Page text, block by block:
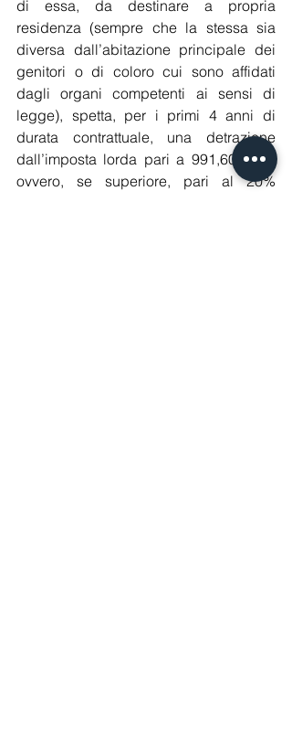
di essa, da destinare a propria
residenza (sempre che la stessa sia
diversa dall’abitazione principale dei
genitori o di coloro cui sono affidati
dagli organi competenti ai sensi di
legge), spetta, per i primi 4 anni di
durata contrattuale, una detrazione
dall’imposta lorda pari a 991,60 euro,
ovvero, se superiore, pari al 20%